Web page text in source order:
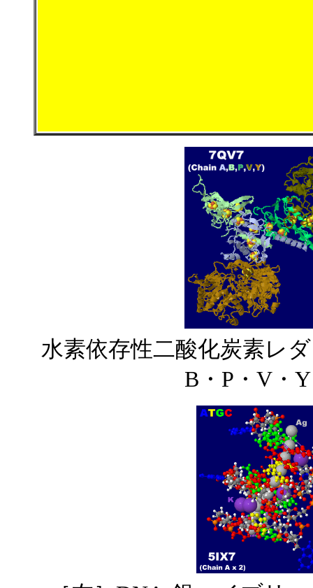
水素依存性二酸化炭素レ
B・P・V・